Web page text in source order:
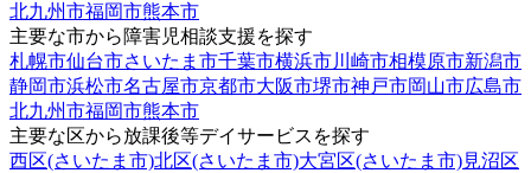
北九州市福岡市熊本市
主要な市から障害児相談支援を探す
札幌市仙台市さいたま市千葉市横浜市川崎市相模原市新潟市
静岡市浜松市名古屋市京都市大阪市堺市神戸市岡山市広島市
北九州市福岡市熊本市
主要な区から放課後等デイサービスを探す
西区(さいたま市)北区(さいたま市)大宮区(さいたま市)見沼区